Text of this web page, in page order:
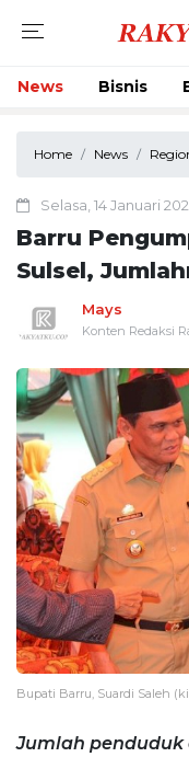
News Bisnis
Home News
Selasa, 14 Januari
Barru
Sulsel,
Mays
Konten Redaksi
Bupati Barru, Suardi Saleh
Jumlah